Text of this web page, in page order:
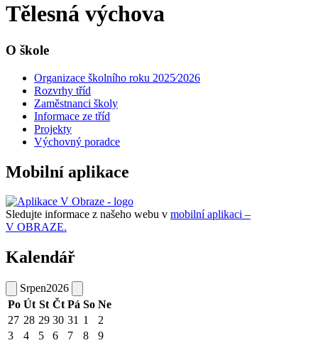
Tělesná výchova
O škole
Organizace školního roku 2025⁄2026
Rozvrhy tříd
Zaměstnanci školy
Informace ze tříd
Projekty
Výchovný poradce
Mobilní aplikace
Sledujte informace z našeho webu v mobilní aplikaci –
V OBRAZE.
Kalendář
Srpen2026
Po Út St Čt Pá So Ne
27 28 29 30 31 1
2
3
4 5 6 7 8
9